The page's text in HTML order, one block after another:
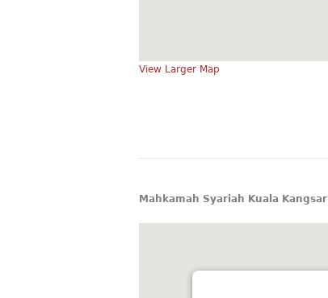
View Larger Map
Mahkamah Syariah Kuala Kangsar